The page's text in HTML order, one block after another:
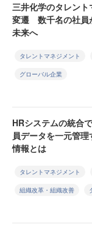
三井化学のタレン
変遷 数千名の社員
未来へ
タレントマネジメント
グローバル企業
HRシステムの統合
員データを一元管
情報とは
タレントマネジメント
組織改革・組織改善